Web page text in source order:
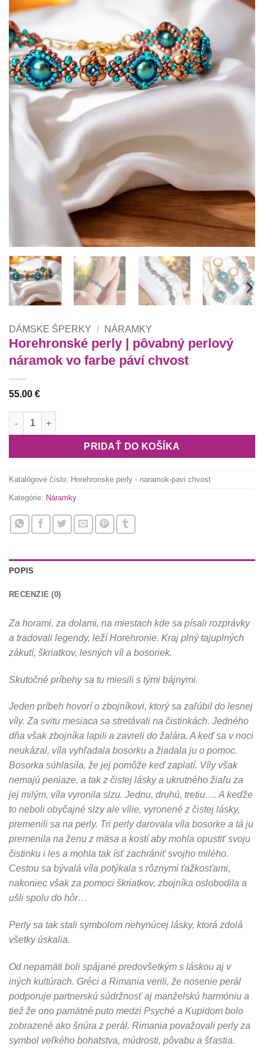
DÁMSKE ŠPERKY / NÁRAMKY
Horehronské perly | pôvabný perlový
náramok vo farbe páví chvost
55.00 €
množstvo Horehronské perly | pôvabný perlový náramok vo
PRIDAŤ DO KOŠÍKA
Katalógové číslo: Horehronske perly - naramok-pavi chvost
Kategórie: Náramky
POPIS
RECENZIE (0)
Za horami, za dolami, na miestach kde sa písali rozprávky
a tradovali legendy, leží Horehronie. Kraj plný tajuplných
zákutí, škriatkov, lesných víl a bosoriek.
Skutočné príbehy sa tu miesili s tými bájnymi.
Jeden príbeh hovorí o zbojníkovi, ktorý sa zaľúbil do lesnej
víly.Za svitu mesiaca sa stretávali na čistinkách. Jedného
dňa však zbojníka lapili a zavreli do žalára. A keď sa v noci
neukázal, víla vyhľadala bosorku a žiadala ju o pomoc.
Bosorka súhlasila, že jej pomôže keď zaplatí. Víly však
nemajú peniaze, a tak z čistej lásky a ukrutného žiaľu za
jej milým, víla vyronila slzu. Jednu, druhú, tretiu…. A keďže
to neboli obyčajné slzy ale vílie, vyronené z čistej lásky,
premenili sa na perly. Tri perly darovala víla bosorke a tá ju
premenila na ženu z mäsa a kostí aby mohla opustiť svoju
čistinku i les a mohla tak ísť zachrániť svojho milého.
Cestou sa bývalá víla potýkala s rôznymi ťažkosťami,
nakoniec však za pomoci škriatkov, zbojníka oslobodila a
ušli spolu do hôr…
Perly sa tak stali symbolom nehynúcej lásky, ktorá zdolá
všetky úskalia.
Od nepamäti boli spájané predovšetkým s láskou aj v
iných kultúrach. Gréci a Rimania verili, že nosenie perál
podporuje partnerskú súdržnosť aj manželskú harmóniu a
tiež že ono pamätné puto medzi Psyché a Kupidom bolo
zobrazené ako šnúra z perál. Rimania považovali perly za
symbol veľkého bohatstva, múdrosti, pôvabu a šťastia.